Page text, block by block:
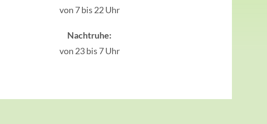
von 7 bis 22 Uhr
Nachtruhe:
von 23 bis 7 Uhr